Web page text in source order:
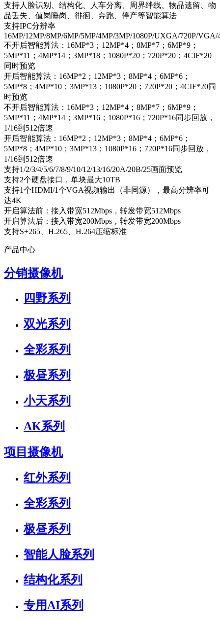
支持人脸识别、结构化、人车分离、周界绊线、物品遗留、物
品丢失、值岗睡岗、徘徊、奔跑、停产等智能算法
支持IPC分辨率
16MP/12MP/8MP/6MP/5MP/4MP/3MP/1080P/UXGA/720P/
不开后智能算法：16MP*3；12MP*4；8MP*7；6MP*9；
5MP*11；4MP*14；3MP*18；1080P*20；720P*20；4CIF*20
同时预览
开后智能算法：16MP*2；12MP*3；8MP*4；6MP*6；
5MP*8；4MP*10；3MP*13；1080P*20；720P*20；4CIF*20同
时预览
不开后智能算法：16MP*3；12MP*4；8MP*7；6MP*9；
5MP*11；4MP*14；3MP*16；1080P*16；720P*16同步回放，
1/16到512倍速
开后智能算法：16MP*2；12MP*3；8MP*4；6MP*6；
5MP*8；4MP*10；3MP*13；1080P*16；720P*16同步回放，
1/16到512倍速
支持1/2/3/4/5/6/7/8/9/10/12/13/16/20A/20B/25画面预览
支持2个硬盘接口，单块最大10TB
支持1个HDMI/1个VGA视频输出（非同源），最高分辨率可
达4K
开启算法前：接入带宽512Mbps，转发带宽512Mbps
开启算法后：接入带宽200Mbps，转发带宽200Mbps
支持S+265、H.265、H.264压缩标准
产品中心
分销摄像机
四野系列
双光系列
全彩系列
极昼系列
小天系列
AK系列
项目摄像机
红外系列
全彩系列
极昼系列
智能人脸系列
结构化系列
专用AI系列